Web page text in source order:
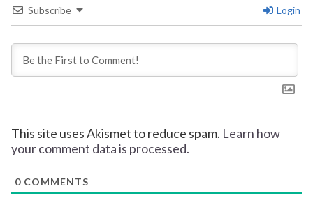
Subscribe Login
This site uses Akismet to reduce spam. Learn how
your comment data is processed.
0 COMMENTS